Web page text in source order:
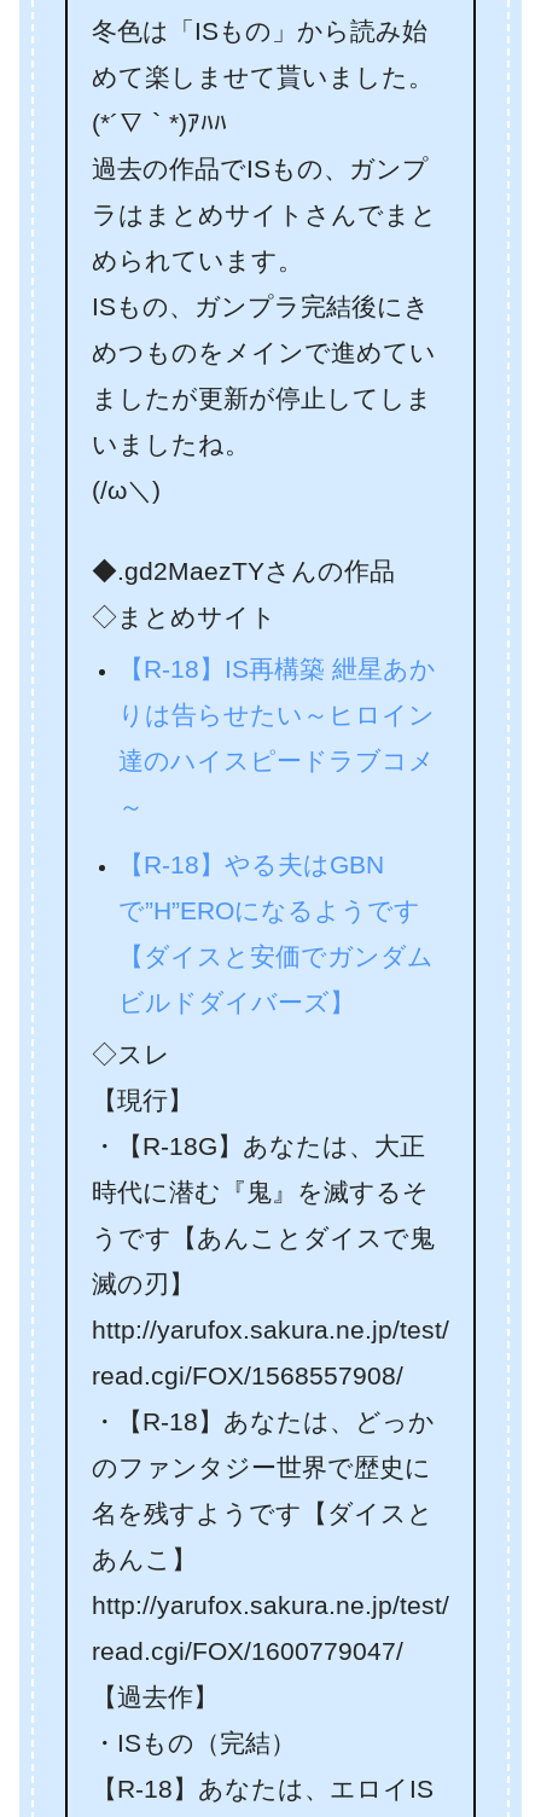
冬色は「ISもの」から読み始
めて楽しませて貰いました。
(*´∇｀*)ｱﾊﾊ
過去の作品でISもの、ガンプ
ラはまとめサイトさんでまと
められています。
ISもの、ガンプラ完結後にき
めつものをメインで進めてい
ましたが更新が停止してしま
いましたね。
(/ω＼)
◆.gd2MaezTYさんの作品
◇まとめサイト
【R-18】IS再構築 紲星あか
りは告らせたい～ヒロイン
達のハイスピードラブコメ
～
【R-18】やる夫はGBN
で”H”EROになるようです
【ダイスと安価でガンダム
ビルドダイバーズ】
◇スレ
【現行】
・【R-18G】あなたは、大正
時代に潜む『鬼』を滅するそ
うです【あんことダイスで鬼
滅の刃】
http://yarufox.sakura.ne.jp/test/
read.cgi/FOX/1568557908/
・【R-18】あなたは、どっか
のファンタジー世界で歴史に
名を残すようです【ダイスと
あんこ】
http://yarufox.sakura.ne.jp/test/
read.cgi/FOX/1600779047/
【過去作】
・ISもの（完結）
【R-18】あなたは、エロイIS